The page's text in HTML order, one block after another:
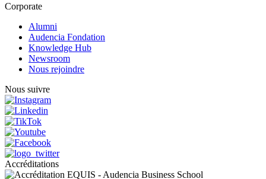
Corporate
Alumni
Audencia Fondation
Knowledge Hub
Newsroom
Nous rejoindre
Nous suivre
Accréditations